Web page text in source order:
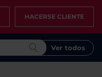
HACERSE CLIENTE
Ver todos